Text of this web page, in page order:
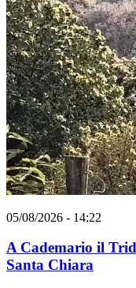
05/08/2026 - 14:22
A Cademario il
Santa Chiara